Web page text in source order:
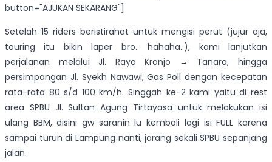
button="AJUKAN SEKARANG"]
Setelah 15 riders beristirahat untuk mengisi perut (jujur aja,
touring itu bikin laper bro.. hahaha..), kami lanjutkan
perjalanan melalui Jl. Raya Kronjo → Tanara, hingga
persimpangan Jl. Syekh Nawawi, Gas Poll dengan kecepatan
rata-rata 80 s/d 100 km/h. Singgah ke-2 kami yaitu di rest
area SPBU Jl. Sultan Agung Tirtayasa untuk melakukan isi
ulang BBM, disini gw saranin lu kembali lagi isi FULL karena
sampai turun di Lampung nanti, jarang sekali SPBU sepanjang
jalan.